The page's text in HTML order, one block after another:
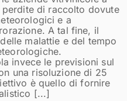
di raccolto dovute
e a
A tal fine, il
malattie e del tempo
invece le previsioni sul
una risoluzione di 25
è quello di fornire
[...]